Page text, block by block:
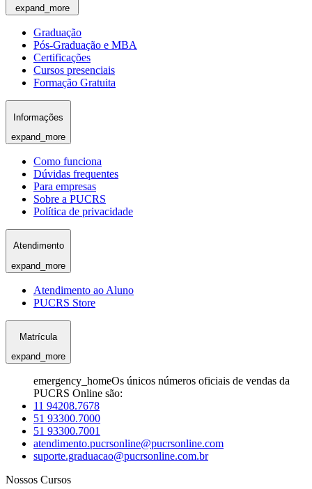
expand_more
Graduação
Pós-Graduação e MBA
Certificações
Cursos presenciais
Formação Gratuita
Informações
expand_more
Como funciona
Dúvidas frequentes
Para empresas
Sobre a PUCRS
Política de privacidade
Atendimento
expand_more
Atendimento ao Aluno
PUCRS Store
Matrícula
expand_more
emergency_homeOs únicos números oficiais de vendas da
PUCRS Online são:
11 94208.7678
51 93300.7000
51 93300.7001
atendimento.pucrsonline@pucrsonline.com
suporte.graduacao@pucrsonline.com.br
Nossos Cursos